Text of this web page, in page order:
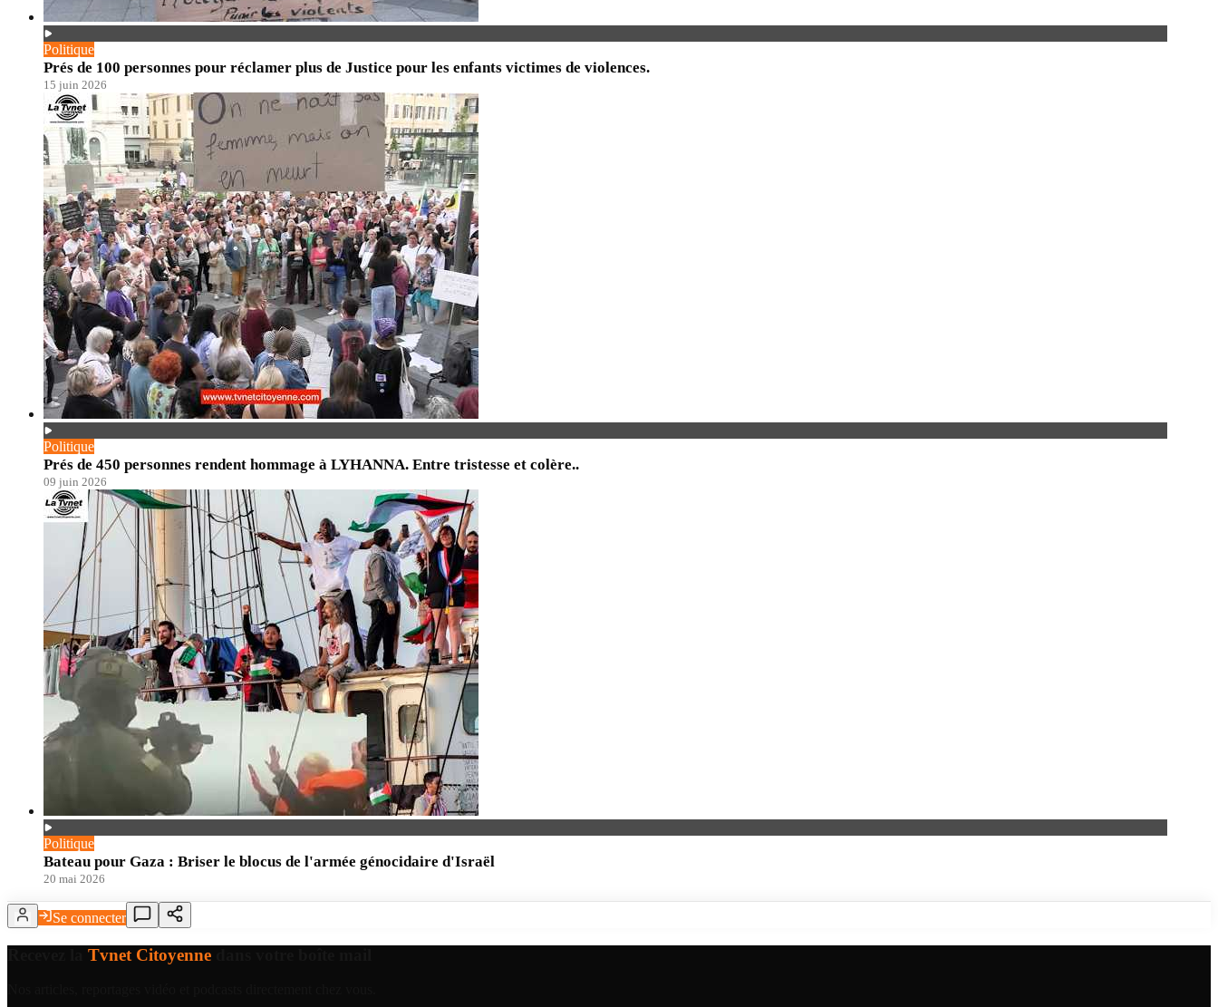
Politique
Prés de 100 personnes pour réclamer plus de Justice pour les enfants victimes de violences.
15 juin 2026
Politique
Prés de 450 personnes rendent hommage à LYHANNA. Entre tristesse et colère..
09 juin 2026
Politique
Bateau pour Gaza : Briser le blocus de l'armée génocidaire d'Israël
20 mai 2026
Se connecter
Tvnet Citoyenne